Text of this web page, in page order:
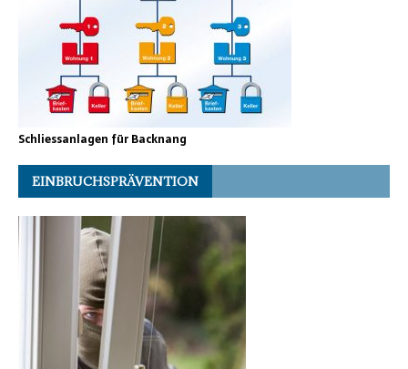
Schliessanlagen für Backnang
EINBRUCHSPRÄVENTION